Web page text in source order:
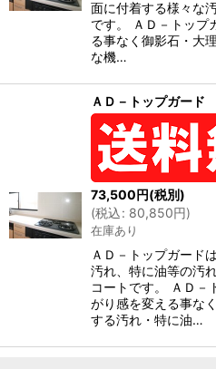
面に付着する様々な
です。 ＡＤ－トップ
る事なく御影石・大
な機…
ＡＤ－トップガー
73,500円(税別)
(税込: 80,850円)
在庫あり
ＡＤ－トップガード
汚れ、特に油等の汚
コートです。 ＡＤ－
がり感を変える事な
する汚れ・特に油…